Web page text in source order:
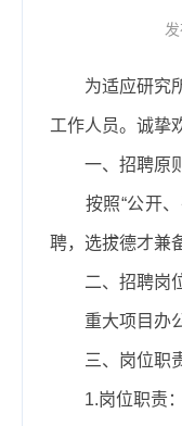
为适应研究
工作人员。诚挚
一、招聘原
按照“公开
聘，选拔德才兼
二、招聘岗
重大项目办
三、岗位职
1.岗位职责：